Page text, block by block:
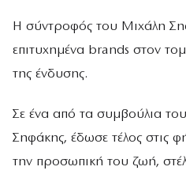
Η σύντροφός του Μιχάλη
επιτυχημένα brands στον
της ένδυσης.
Σε ένα από τα συμβούλια
Σηφάκης, έδωσε τέλος στις
την προσωπική του ζωή,